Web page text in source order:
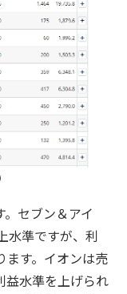
セブン＆アイ
水準ですが、利
ます。イオンは売
益水準を上げられ